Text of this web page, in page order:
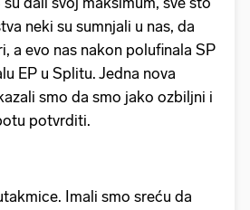
neki su sumnjali u nas, da
a evo nas nakon polufinala SP
EP u Splitu. Jedna nova
smo da smo jako ozbiljni i
potvrditi.
Imali smo sreću da